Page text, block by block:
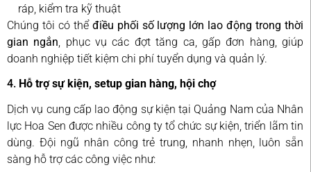
ráp, kiểm tra kỹ thuật
Chúng tôi có thể điều phối số lượng lớn lao động trong thời
gian ngắn, phục vụ các đợt tăng ca, gấp đơn hàng, giúp
doanh nghiệp tiết kiệm chi phí tuyển dụng và quản lý.
4. Hỗ trợ sự kiện, setup gian hàng, hội chợ
Dịch vụ cung cấp lao động sự kiện tại Quảng Nam của Nhân
lực Hoa Sen được nhiều công ty tổ chức sự kiện, triển lãm tin
dùng. Đội ngũ nhân công trẻ trung, nhanh nhẹn, luôn sẵn
sàng hỗ trợ các công việc như: